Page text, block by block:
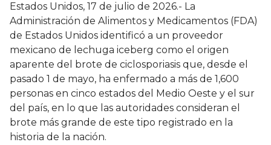
Estados Unidos, 17 de julio de 2026.- La
Administración de Alimentos y Medicamentos (FDA)
de Estados Unidos identificó a un proveedor
mexicano de lechuga iceberg como el origen
aparente del brote de ciclosporiasis que, desde el
pasado 1 de mayo, ha enfermado a más de 1,600
personas en cinco estados del Medio Oeste y el sur
del país, en lo que las autoridades consideran el
brote más grande de este tipo registrado en la
historia de la nación.